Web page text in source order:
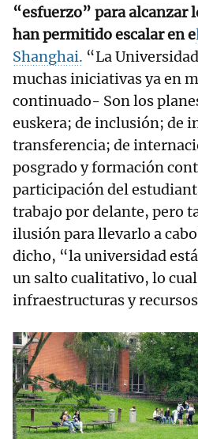
“esfuerzo” para alcanzar
han permitido escalar en e
Shanghai. “La
muchas iniciativas ya en
continuado- Son los
euskera; de inclusión; de
transferencia; de
posgrado y formación
participación del
trabajo por delante, pero
ilusión para llevarlo a
dicho, “la universidad
un salto cualitativo, lo
infraestructuras y